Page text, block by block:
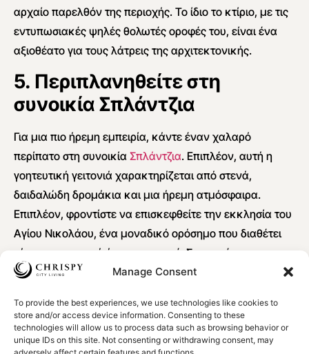
Manage Consent
To provide the best experiences, we use technologies like cookies to
store and/or access device information. Consenting to these
technologies will allow us to process data such as browsing behavior or
unique IDs on this site. Not consenting or withdrawing consent, may
αρχαίο παρελθόν της περιοχής. Το ίδιο το κτίριο, με τις
εντυπωσιακές ψηλές θολωτές οροφές του, είναι ένα
αξιοθέατο για τους λάτρεις της αρχιτεκτονικής.
5. Περιπλανηθείτε στη
συνοικία Σπλάντζια
Για μια πιο ήρεμη εμπειρία, κάντε έναν χαλαρό
περίπατο στη συνοικία Σπλάντζια. Επιπλέον, αυτή η
γοητευτική γειτονιά χαρακτηρίζεται από στενά,
δαιδαλώδη δρομάκια και μια ήρεμη ατμόσφαιρα.
Επιπλέον, φροντίστε να επισκεφθείτε την εκκλησία του
Αγίου Νικολάου, ένα μοναδικό ορόσημο που διαθέτει
τόσο καμπαναριό όσο και μιναρέ. Στη συνέχεια,
χαλαρώστε στη σκιά των δέντρων στην πλατεία
ένα σνακ σε ένα από τα χαλαρά καφέ.
6. Δοκιμάστε την κρητική